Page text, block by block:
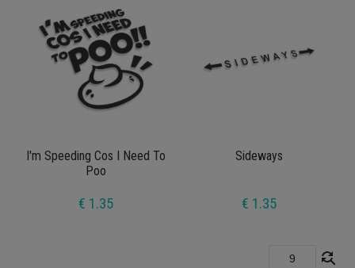
I'm Speeding Cos I Need To
Poo
€ 1.35
Sideways
€ 1.35
find_replace